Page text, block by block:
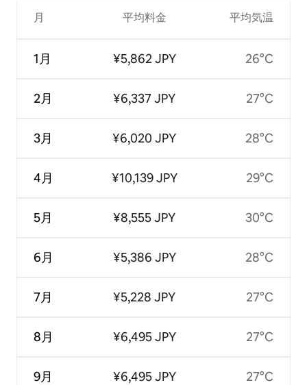
月
1月
2月
3月
4月
5月
6月
7月
8月
9月
平均料金
¥5,862 JPY
¥6,337 JPY
¥6,020 JPY
¥10,139 JPY
¥8,555 JPY
¥5,386 JPY
¥5,228 JPY
¥6,495 JPY
¥6,495 JPY
平均気温
26°C
27°C
28°C
29°C
30°C
28°C
27°C
27°C
27°C